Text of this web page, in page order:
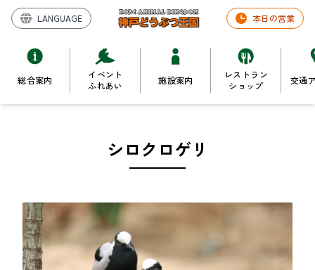
LANGUAGE 本日の営業
総合案内
イベント
ふれあい
施設案内
レストラン
ショップ
交通
シロクロゲリ